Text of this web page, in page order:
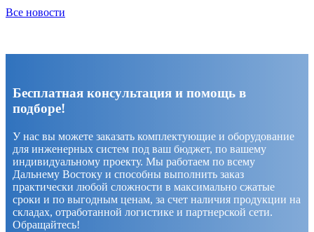
Все новости
Бесплатная консультация и помощь в
подборе!
У нас вы можете заказать комплектующие и оборудование
для инженерных систем под ваш бюджет, по вашему
индивидуальному проекту. Мы работаем по всему
Дальнему Востоку и способны выполнить заказ
практически любой сложности в максимально сжатые
сроки и по выгодным ценам, за счет наличия продукции на
складах, отработанной логистике и партнерской сети.
Обращайтесь!